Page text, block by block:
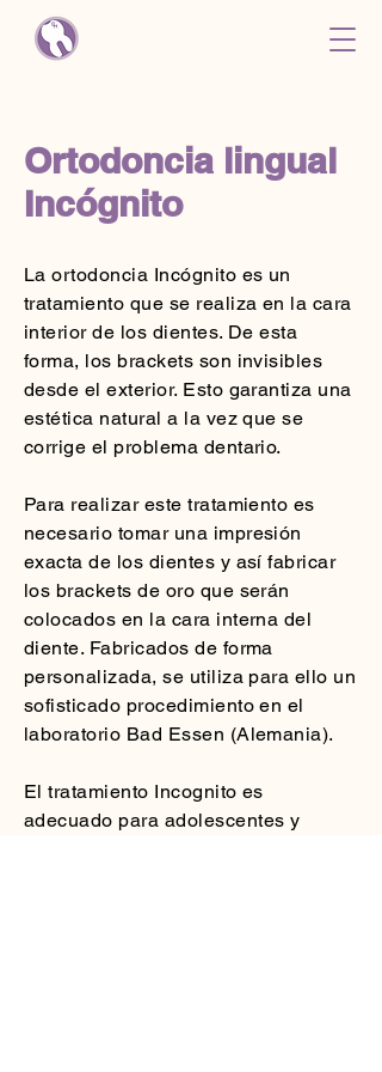
Ortodoncia lingual
Incógnito
La ortodoncia Incógnito es un
tratamiento que se realiza en la cara
interior de los dientes. De esta
forma, los brackets son invisibles
desde el exterior. Esto garantiza una
estética natural a la vez que se
corrige el problema dentario.
Para realizar este tratamiento es
necesario tomar una impresión
exacta de los dientes y así fabricar
los brackets de oro que serán
colocados en la cara interna del
diente. Fabricados de forma
personalizada, se utiliza para ello un
sofisticado procedimiento en el
laboratorio Bad Essen (Alemania).
El tratamiento Incognito es
adecuado para adolescentes y